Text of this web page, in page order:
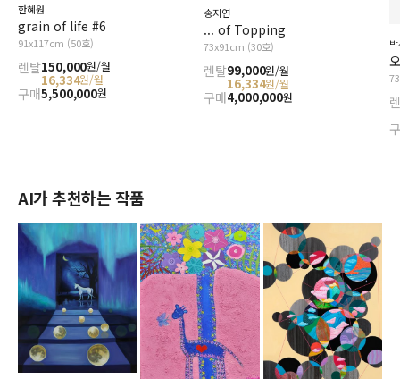
한혜원
grain of life #6
91x117cm (50호)
렌탈150,000원/월
16,334원/월
구매5,500,000원
송지연
... of Topping
73x91cm (30호)
렌탈99,000원/월
16,334원/월
구매4,000,000원
AI가 추천하는 작품